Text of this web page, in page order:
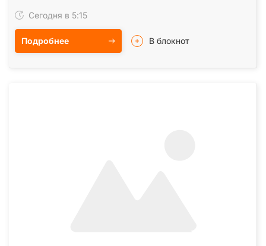
Сегодня в 5:15
Подробнее В блокнот